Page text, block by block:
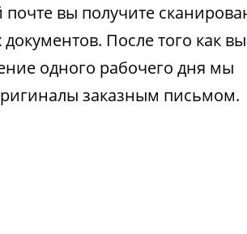
почте вы получите
После того как
одного рабочего дня мы
заказным письмом.